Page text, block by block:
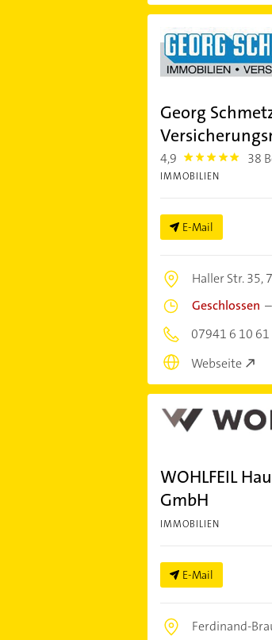
Georg
4,9 4.9 38
IMMOBILIEN
E-Mail
Haller Str. 35,
Geschlossen –
07941 6 10 61
Webseite
WOHLFEIL
GmbH
IMMOBILIEN
E-Mail
Ferdinand-